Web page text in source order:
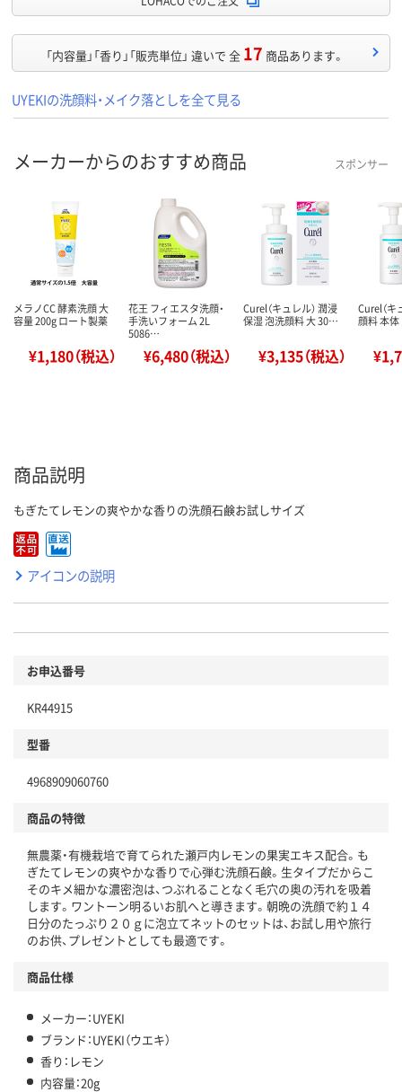
「内容量」「香り」「販売単位」 違いで 全 17 商品あります。
UYEKIの洗顔料・メイク落としを全て見る
メーカーからのおすすめ商品 スポンサー
メラノCC 酵素洗顔 大
容量 200g ロート製薬
¥1,180（税込）
花王 フィエスタ洗顔・
手洗いフォーム 2L
5086…
¥6,480（税込）
Curel（キュレル） 潤浸
保湿 泡洗顔料 大 30…
¥3,135（税込）
Curel（キ
顔料 本
商品説明
もぎたてレモンの爽やかな香りの洗顔石鹸お試しサイズ
アイコンの説明
お申込番号
KR44915
型番
4968909060760
商品の特徴
無農薬・有機栽培で育てられた瀬戸内レモンの果実エキス配合。も
ぎたてレモンの爽やかな香りで心弾む洗顔石鹸。生タイプだからこ
そのキメ細かな濃密泡は、つぶれることなく毛穴の奥の汚れを吸着
します。ワントーン明るいお肌へと導きます。朝晩の洗顔で約１４
日分のたっぷり２０ｇに泡立てネットのセットは、お試し用や旅行
のお供、プレゼントとしても最適です。
商品仕様
メーカー：UYEKI
ブランド：UYEKI（ウエキ）
香り：レモン
内容量：20g